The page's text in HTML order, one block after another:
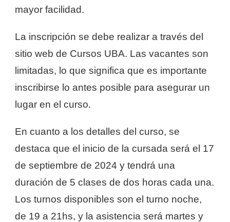
mayor facilidad.
La inscripción se debe realizar a través del
sitio web de Cursos UBA. Las vacantes son
limitadas, lo que significa que es importante
inscribirse lo antes posible para asegurar un
lugar en el curso.
En cuanto a los detalles del curso, se
destaca que el inicio de la cursada será el 17
de septiembre de 2024 y tendrá una
duración de 5 clases de dos horas cada una.
Los turnos disponibles son el turno noche,
de 19 a 21hs, y la asistencia será martes y